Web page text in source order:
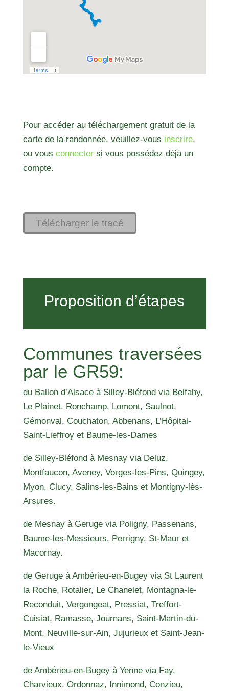
Pour accéder au téléchargement gratuit de la
carte de la randonnée, veuillez-vous inscrire,
ou vous connectersi vous possédez déjà un
compte.
Télécharger le tracé
Proposition d’étapes
Communes traversées
par le GR59:
du Ballon d’Alsace à Silley-Bléfond via Belfahy,
Le Plainet, Ronchamp, Lomont, Saulnot,
Gémonval, Couchaton, Abbenans, L’Hôpital-
Saint-Lieffroy et Baume-les-Dames
de Silley-Bléfond à Mesnay via Deluz,
Montfaucon, Aveney, Vorges-les-Pins, Quingey,
Myon, Clucy, Salins-les-Bains et Montigny-lès-
Arsures.
de Mesnay à Geruge via Poligny, Passenans,
Baume-les-Messieurs, Perrigny, St-Maur et
Macornay.
de Geruge à Ambérieu-en-Bugey via St Laurent
la Roche, Rotalier, Le Chanelet, Montagna-le-
Reconduit, Vergongeat, Pressiat, Treffort-
Cuisiat, Ramasse, Journans, Saint-Martin-du-
Mont, Neuville-sur-Ain, Jujurieux et Saint-Jean-
le-Vieux
de Ambérieu-en-Bugey à Yenne via Fay,
Charvieux, Ordonnaz, Innimond, Conzieu,